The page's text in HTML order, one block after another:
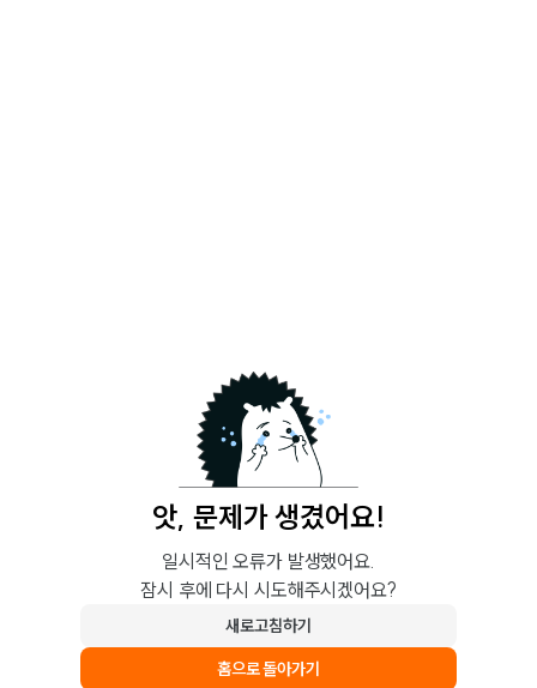
앗, 문제가 생겼어요!
일시적인 오류가 발생했어요.
잠시 후에 다시 시도해주시겠어요?
새로고침하기
홈으로 돌아가기